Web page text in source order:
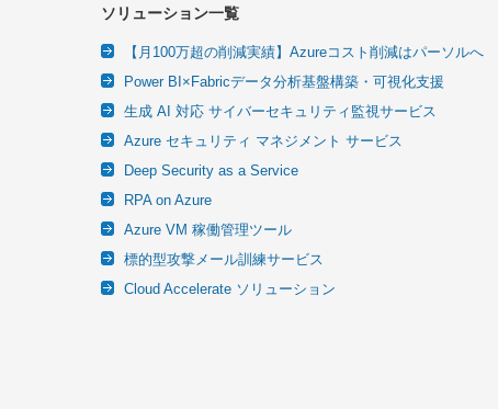
ソリューション一覧
【月100万超の削減実績】Azureコスト削減はパーソルへ
Power BI×Fabricデータ分析基盤構築・可視化支援
生成 AI 対応 サイバーセキュリティ監視サービス
Azure セキュリティ マネジメント サービス
Deep Security as a Service
RPA on Azure
Azure VM 稼働管理ツール
標的型攻撃メール訓練サービス
Cloud Accelerate ソリューション